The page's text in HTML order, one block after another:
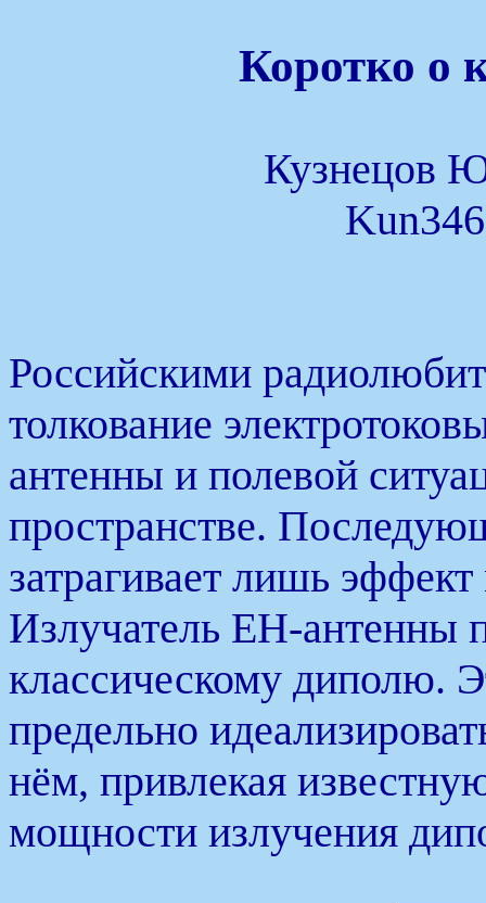
Коротко о
Кузнецов
Российскими
толкование
антенны и полевой
пространстве.
затрагивает лишь
Излучатель ЕН-антенны
классическому диполю.
предельно
нём, привлекая
мощности излучения